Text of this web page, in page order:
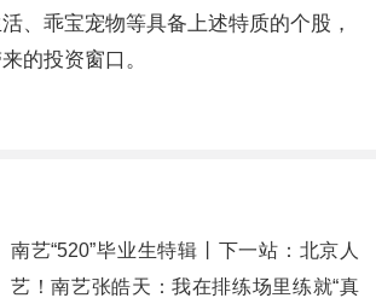
、乖宝宠物等具备上述特质的个股，
的投资窗口。
南艺“520”毕业生特辑丨下一站：北京人
艺！南艺张皓天：我在排练场里练就“真